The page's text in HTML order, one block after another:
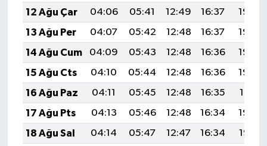
12 Ağu Çar
04:06 05:41 12:49 16:37
19:46
13 Ağu Per
04:07 05:42 12:48 16:37
19:45
14 Ağu Cum
04:09 05:43 12:48 16:36
19:44
15 Ağu Cts
04:10 05:44 12:48 16:36
19:43
16 Ağu Paz
04:11 05:45 12:48 16:35
19:41
17 Ağu Pts
04:13 05:46 12:48 16:34
19:40
18 Ağu Sal
04:14 05:47 12:47 16:34
19:38